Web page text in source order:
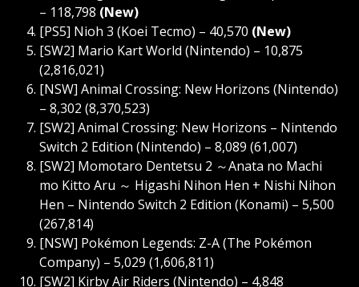
– 118,798 (New)
[PS5] Nioh 3 (Koei Tecmo) – 40,570 (New)
[SW2] Mario Kart World (Nintendo) – 10,875
(2,816,021)
[NSW] Animal Crossing: New Horizons (Nintendo)
– 8,302 (8,370,523)
[SW2] Animal Crossing: New Horizons – Nintendo
Switch 2 Edition (Nintendo) – 8,089 (61,007)
[SW2] Momotaro Dentetsu 2 ～Anata no Machi
mo Kitto Aru ～ Higashi Nihon Hen + Nishi Nihon
Hen – Nintendo Switch 2 Edition (Konami) – 5,500
(267,814)
[NSW] Pokémon Legends: Z-A (The Pokémon
Company) – 5,029 (1,606,811)
[SW2] Kirby Air Riders (Nintendo) – 4,848